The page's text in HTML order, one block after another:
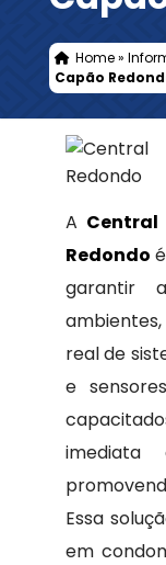
Home»
Capão
A Central
Redondo
garantir
real de
e
imediata
Essa
em